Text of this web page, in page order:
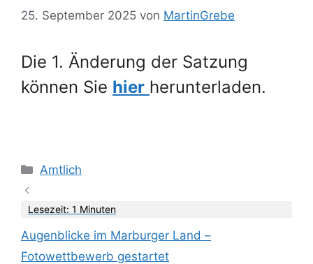
25. September 2025 von MartinGrebe
Die 1. Änderung der Satzung
können Sie hier herunterladen.
Kategorien
Amtlich
Lesezeit: 1 Minuten
Augenblicke im Marburger Land –
Fotowettbewerb gestartet